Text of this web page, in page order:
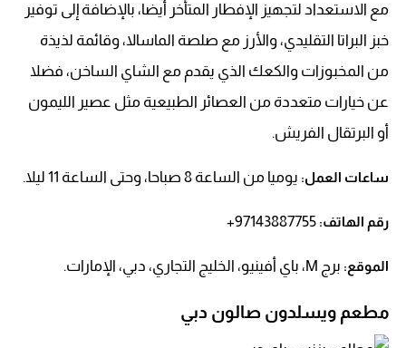
مع الاستعداد لتجهيز الإفطار المتأخر أيضا، بالإضافة إلى توفير
خبز البراتا التقليدي، والأرز مع صلصة الماسالا، وقائمة لذيذة
من المخبوزات والكعك الذي يقدم مع الشاي الساخن، فضلا
عن خيارات متعددة من العصائر الطبيعية مثل عصير الليمون
أو البرتقال الفريش.
ساعات العمل: يوميا من الساعة 8 صباحا، وحتى الساعة 11 ليلا.
رقم الهاتف:
الموقع: برج M، باي أفينيو، الخليج التجاري، دبي، الإمارات.
مطعم ويسلدون صالون دبي